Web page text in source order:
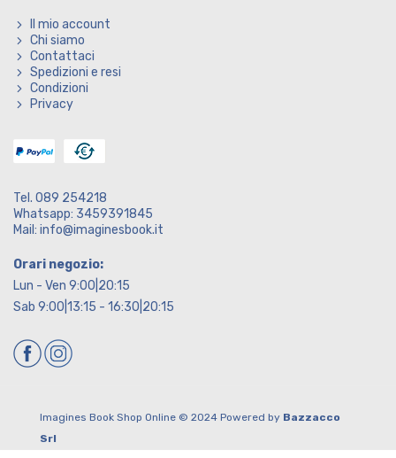
Il mio account
Chi siamo
Contattaci
Spedizioni e resi
Condizioni
Privacy
Tel. 089 254218
Whatsapp: 3459391845
Mail: info@imaginesbook.it
Orari negozio:
Lun - Ven 9:00|20:15
Sab 9:00|13:15 - 16:30|20:15
Imagines Book Shop Online © 2024 Powered by Bazzacco
Srl